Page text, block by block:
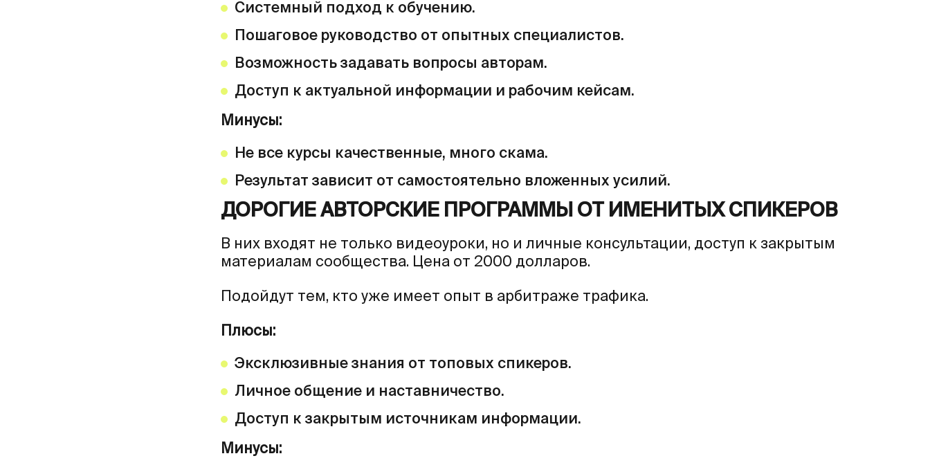
Системный подход к обучению.
Пошаговое руководство от опытных специалистов.
Возможность задавать вопросы авторам.
Доступ к актуальной информации и рабочим кейсам.
Минусы:
Не все курсы качественные, много скама.
Результат зависит от самостоятельно вложенных усилий.
ДОРОГИЕ АВТОРСКИЕ ПРОГРАММЫ ОТ ИМЕНИТЫХ СПИКЕРОВ
В них входят не только видеоуроки, но и личные консультации, доступ к закрытым
материалам сообщества. Цена от 2000 долларов.
Подойдут тем, кто уже имеет опыт в арбитраже трафика.
Плюсы:
Эксклюзивные знания от топовых спикеров.
Личное общение и наставничество.
Доступ к закрытым источникам информации.
Минусы: